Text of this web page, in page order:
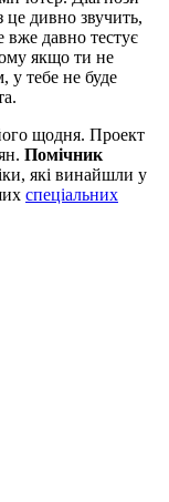
це дивно звучить,
вже давно тестує
якщо ти не
у тебе не буде
щодня. Проект
Помічник
які винайшли у
спеціальних